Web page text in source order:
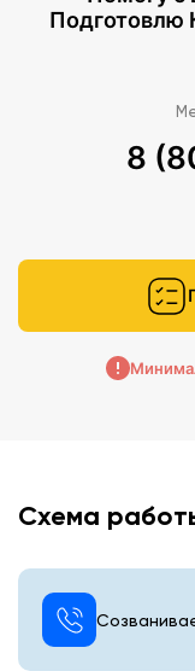
Подготовлю
8
Схема